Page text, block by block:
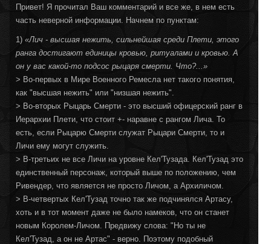
Привет! Я прочитал Ваш комментарий и все же, в нем есть
часть неверной информации. Начнем по пунктам:
1) «Лич - высшая нежить, сильнейшая среди Плети, этого
ранга достигают единицы кровью, ритуалами и кровью. А
он у вас какой-то подсос рыцаря смерти. Что?... »
> Во-первых в Мире Военного Ремесла нет такого понятия,
как "высшая нежить" или "низшая нежить".
> Во-вторых Рыцарь Смерти - это высший офицерский ранг в
Иерархии Плети, что стоит +- наравне с рангом Лича. То
есть, если Рыцарю Смерти служат Рыцари Смерти, то и
Личи ему могут служить.
> В-третьих не все Личи на уровне Кел'Тузада. Кел'Тузад это
единственный персонаж, который выше по положению, чем
Ривендер, что является не просто Личом, а Архиличом.
> В-четвертых Кел'Тузад точно так же подчинялся Артасу,
хоть и в тот момент даже не было намеков, что он станет
новым Королем-Личом. Предвижу слова: "Но ты не
Кел'Тузад, а он не Артас" - верно. Поэтому подобный